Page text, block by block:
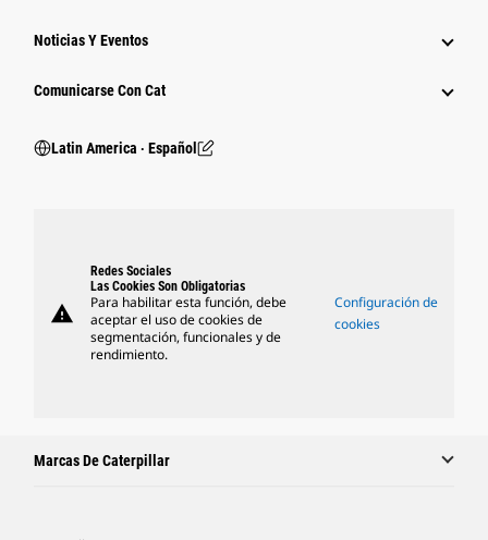
Noticias Y Eventos
Comunicarse Con Cat
Latin America ‧ Español
warning
Redes Sociales
Las Cookies Son Obligatorias
Para habilitar esta función, debe
aceptar el uso de cookies de
segmentación, funcionales y de
rendimiento.
Configuración de
cookies
Marcas De Caterpillar